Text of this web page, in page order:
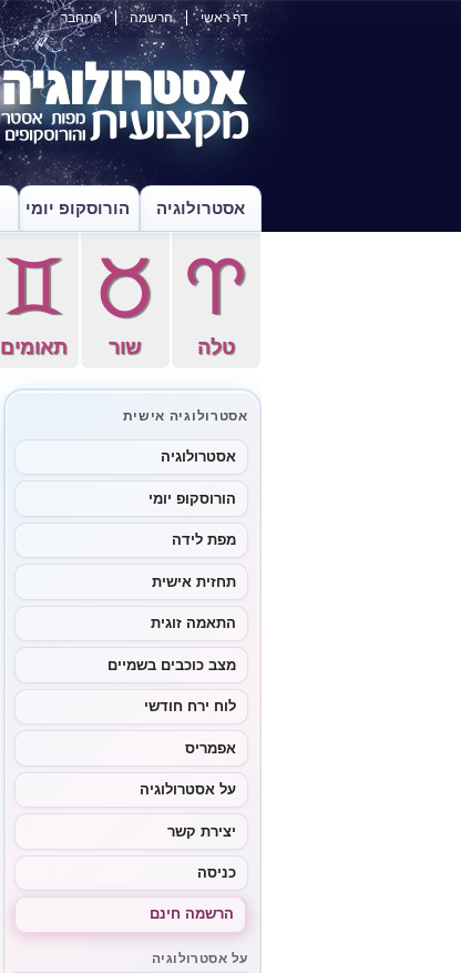
דף ראשי הרשמה התחבר
אסטרולוגיה הורוסקופ יומי
a
טלה
s
שור
d
תאומים
אסטרולוגיה אישית
אסטרולוגיה
הורוסקופ יומי
מפת לידה
תחזית אישית
התאמה זוגית
מצב כוכבים בשמיים
לוח ירח חודשי
אפמריס
על אסטרולוגיה
יצירת קשר
כניסה
הרשמה חינם
על אסטרולוגיה